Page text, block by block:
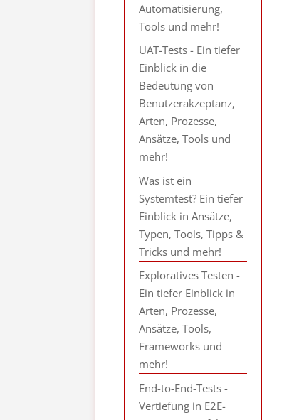
Automatisierung,
Tools und mehr!
UAT-Tests - Ein tiefer
Einblick in die
Bedeutung von
Benutzerakzeptanz,
Arten, Prozesse,
Ansätze, Tools und
mehr!
Was ist ein
Systemtest? Ein tiefer
Einblick in Ansätze,
Typen, Tools, Tipps &
Tricks und mehr!
Exploratives Testen -
Ein tiefer Einblick in
Arten, Prozesse,
Ansätze, Tools,
Frameworks und
mehr!
End-to-End-Tests -
Vertiefung in E2E-